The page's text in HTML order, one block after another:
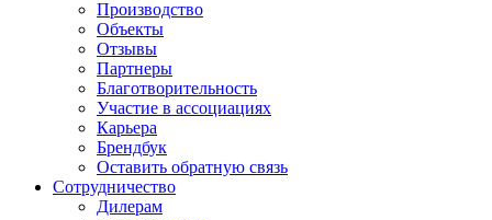
Производство
Объекты
Отзывы
Партнеры
Благотворительность
Участие в ассоциациях
Карьера
Брендбук
Оставить обратную связь
Сотрудничество
Дилерам